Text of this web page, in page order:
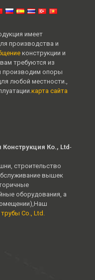
имеет
производства и
конструкции и
требуются из
производим опоры
любой местности.,
карта сайта
Ко., Ltd-
строительство
вышек
оборудования, а
Co., Ltd.